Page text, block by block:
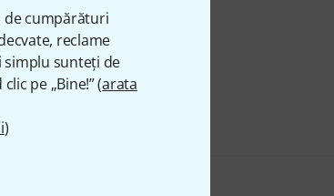
de cumpărături
reclame
simplu sunteți de
pe „Bine!” (arata
)